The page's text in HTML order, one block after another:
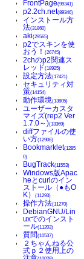
FrontPage(99341)
p2.2ch.net(89346)
インストール方
法(31860)
aki(29565)
p2でスキンを使
おう！(26745)
2chのp2関連ス
レッド(18925)
設定方法(17421)
セキュリティ対
策(14154)
動作環境(13805)
ユーザーカスタ
マイズ(rep2 Ver
1.7.0～)(13369)
diffファイルの使
い方(12906)
Bookmarklet(1285
0)
BugTrack(11553)
Windows版Apac
heとcurlのイン
ストール（●もO
K）(11293)
操作方法(11270)
DebianGNU/Lin
uxでのインスト
ール(11203)
質問(10537)
２ちゃんねる公
式ｐ２使用上の
注意